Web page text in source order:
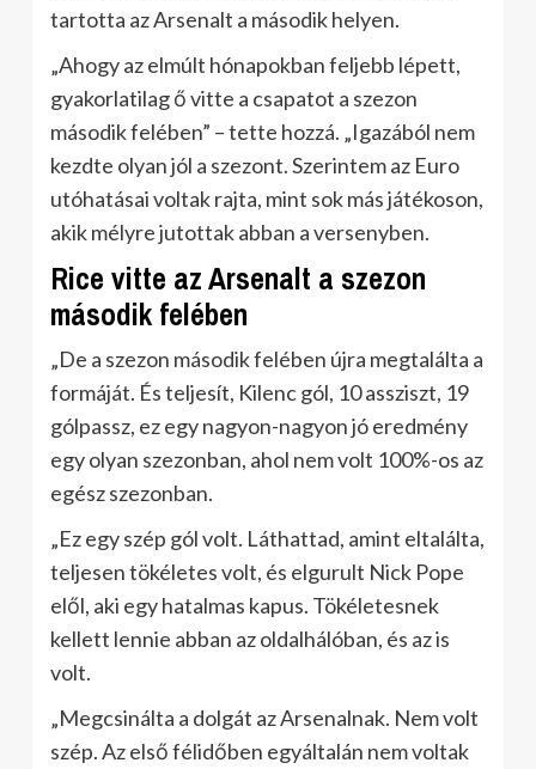
tartotta az Arsenalt a második helyen.
„Ahogy az elmúlt hónapokban feljebb lépett,
gyakorlatilag ő vitte a csapatot a szezon
második felében” – tette hozzá. „Igazából nem
kezdte olyan jól a szezont. Szerintem az Euro
utóhatásai voltak rajta, mint sok más játékoson,
akik mélyre jutottak abban a versenyben.
Rice vitte az Arsenalt a szezon
második felében
„De a szezon második felében újra megtalálta a
formáját. És teljesít, Kilenc gól, 10 assziszt, 19
gólpassz, ez egy nagyon-nagyon jó eredmény
egy olyan szezonban, ahol nem volt 100%-os az
egész szezonban.
„Ez egy szép gól volt. Láthattad, amint eltalálta,
teljesen tökéletes volt, és elgurult Nick Pope
elől, aki egy hatalmas kapus. Tökéletesnek
kellett lennie abban az oldalhálóban, és az is
volt.
„Megcsinálta a dolgát az Arsenalnak. Nem volt
szép. Az első félidőben egyáltalán nem voltak